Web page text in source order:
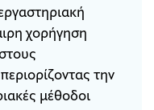
χορήγηση
την
μέθοδοι